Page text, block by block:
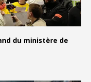
du ministère de